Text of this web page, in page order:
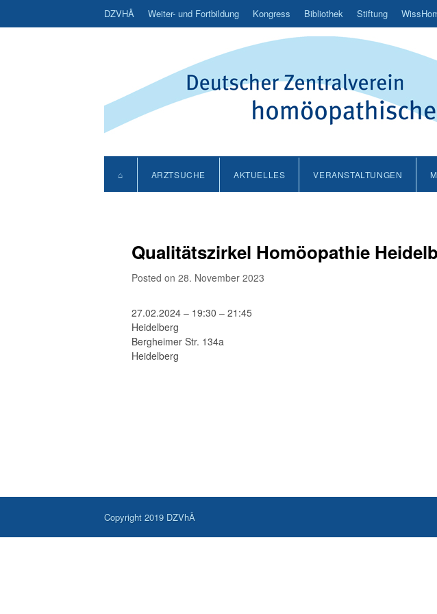
DZVHÄ Weiter- und Fortbildung Kongress Bibliothek Stiftung
⌂ ARZTSUCHE AKTUELLES VERANSTALTUNGEN
Qualitätszirkel Homöopathie
Posted on 28. November 2023
27.02.2024 – 19:30 – 21:45
Heidelberg
Bergheimer Str. 134a
Heidelberg
Copyright 2019 DZVhÄ